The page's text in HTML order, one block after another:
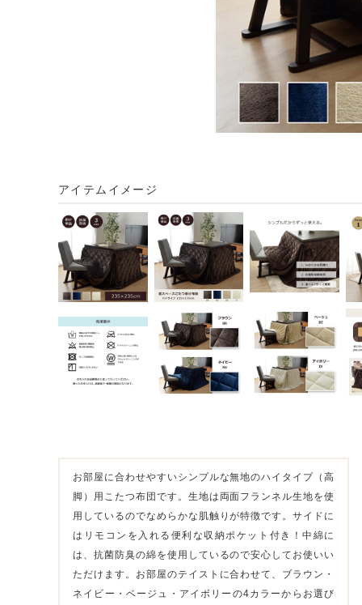
アイテムイメージ
お部屋に合わせやすいシンプルな無地のハイタイプ（高
脚）用こたつ布団です。生地は両面フランネル生地を使
用しているのでなめらかな肌触りが特徴です。サイドに
はリモコンを入れる便利な収納ポケット付き！中綿に
は、抗菌防臭の綿を使用しているので安心してお使いい
ただけます。お部屋のテイストに合わせて、ブラウン・
ネイビー・ベージュ・アイボリーの4カラーからお選び